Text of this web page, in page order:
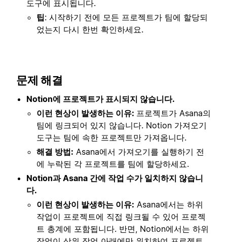
도구에 표시됩니다.
팁: 시작하기 전에 모든 프로젝트가 팀에 할당되
었는지 다시 한번 확인하세요.
문제 해결
Notion에 프로젝트가 표시되지 않습니다.
이런 현상이 발생하는 이유: 프로젝트가 Asana의
팀에 링크되어 있지 않습니다. Notion 가져오기
도구는 팀에 속한 프로젝트만 가져옵니다.
해결 방법: Asana에서 가져오기를 실행하기 전
에 누락된 각 프로젝트를 팀에 할당하세요.
Notion과 Asana 간에 작업 수가 일치하지 않습니
다.
이런 현상이 발생하는 이유: Asana에서는 하위
작업이 프로젝트에 직접 링크될 수 있어 프로젝
트 총계에 포함됩니다. 반면, Notion에서는 하위